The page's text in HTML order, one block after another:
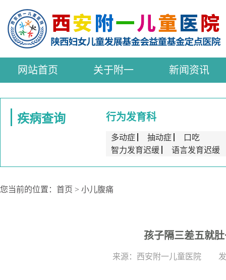
网站首页 关于附一 新闻资讯
疾病查询 行为发育科
多动症 抽动症
口吃
智力发育迟缓
语言发育迟缓
您当前的位置： 首页 > 小儿腹痛
孩子隔三差五就
来源：西安附一儿童医院